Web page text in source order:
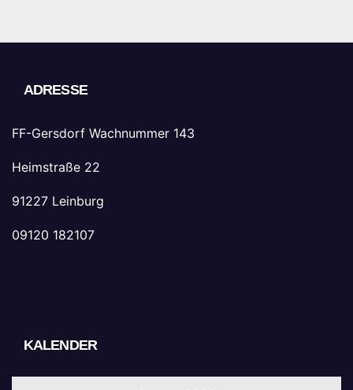
ADRESSE
FF-Gersdorf Wachnummer 143
Heimstraße 22
91227 Leinburg
09120 182107
KALENDER